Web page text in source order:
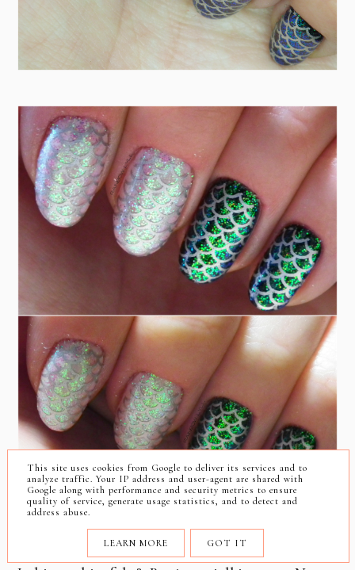
This site uses cookies from Google to deliver its services and to
analyze traffic. Your IP address and user-agent are shared with
Google along with performance and security metrics to ensure
quality of service, generate usage statistics, and to detect and
address abuse.
LEARN MORE GOT IT